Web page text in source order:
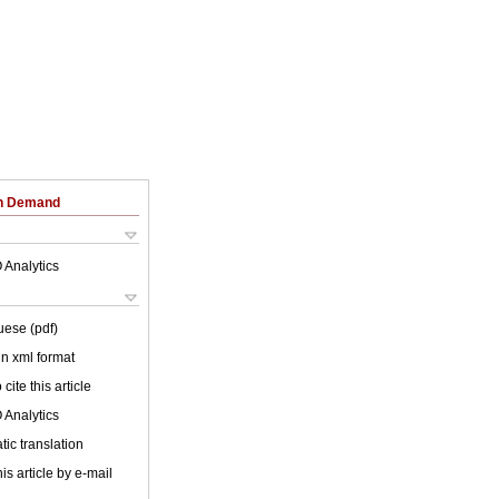
Demand
Analytics
(pdf)
xml format
cite this article
Analytics
translation
article by e-mail